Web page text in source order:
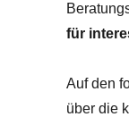
für
Auf den
über die